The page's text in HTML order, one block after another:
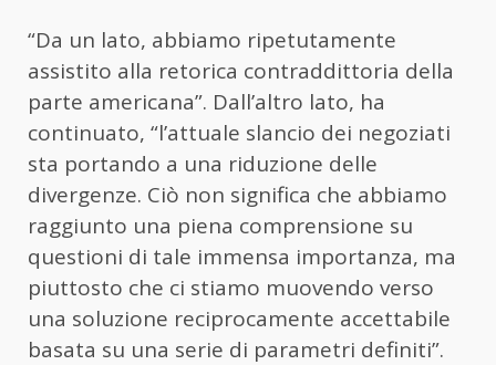
“Da un lato, abbiamo ripetutamente
assistito alla retorica contraddittoria della
parte americana”. Dall’altro lato, ha
continuato, “l’attuale slancio dei negoziati
sta portando a una riduzione delle
divergenze. Ciò non significa che abbiamo
raggiunto una piena comprensione su
questioni di tale immensa importanza, ma
piuttosto che ci stiamo muovendo verso
una soluzione reciprocamente accettabile
basata su una serie di parametri definiti”.